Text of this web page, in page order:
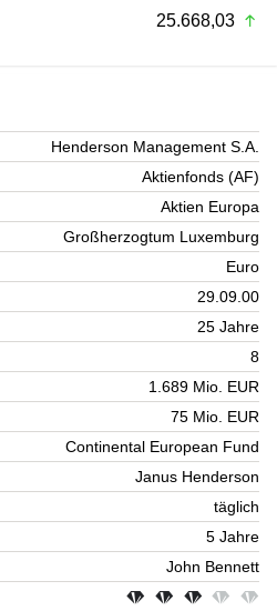
25.668,03
Henderson Management S.A.
Aktienfonds (AF)
Aktien Europa
Großherzogtum Luxemburg
Euro
29.09.00
25 Jahre
8
1.689 Mio. EUR
75 Mio. EUR
Continental European Fund
Janus Henderson
täglich
5 Jahre
John Bennett